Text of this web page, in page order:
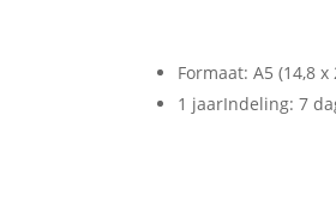
Formaat: A5 (14,8 x
1 jaarIndeling: 7